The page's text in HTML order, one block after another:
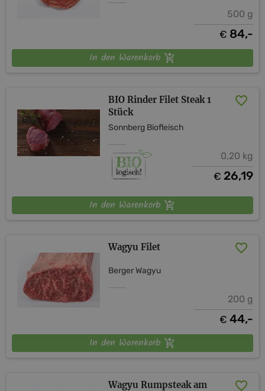
500 g
€ 84,-
In den Warenkorb
BIO Rinder Filet Steak 1
Stück
Sonnberg Biofleisch
0,20 kg
€ 26,19
In den Warenkorb
Wagyu Filet
Berger Wagyu
200 g
€ 44,-
In den Warenkorb
Wagyu Rumpsteak am